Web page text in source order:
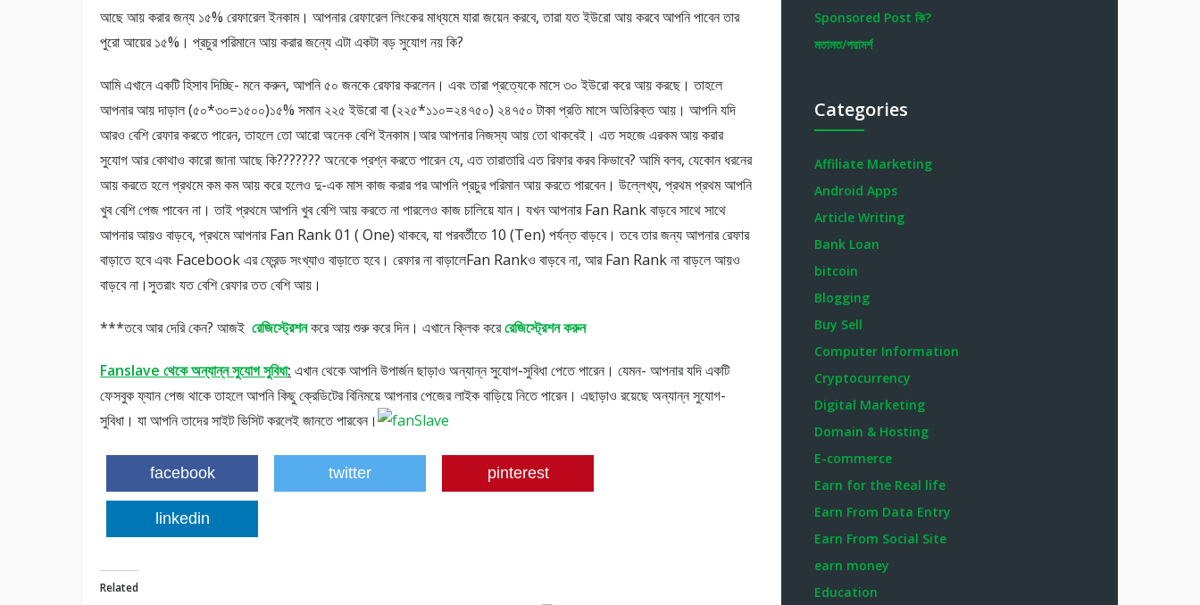
আছে আয় করার জন্য ১৫% রেফারেল ইনকাম। আপনার রেফারেল লিংকের মাধ্যমে যারা জয়েন করবে, তারা যত ইউরো আয় করবে আপনি পাবেন তার
পুরো আয়ের ১৫%। প্রচুর পরিমানে আয় করার জন্যে এটা একটা বড় সুযোগ নয় কি?
আমি এখানে একটি হিসাব দিচ্ছি- মনে করুন, আপনি ৫০ জনকে রেফার করলেন। এবং তারা প্রত্যেকে মাসে ৩০ ইউরো করে আয় করছে। তাহলে
আপনার আয় দাড়াল (৫০*৩০=১৫০০)১৫% সমান ২২৫ ইউরো বা (২২৫*১১০=২৪৭৫০) ২৪৭৫০ টাকা প্রতি মাসে অতিরিক্ত আয়। আপনি যদি
আরও বেশি রেফার করতে পারেন, তাহলে তো আরো অনেক বেশি ইনকাম।আর আপনার নিজস্য আয় তো থাকবেই। এত সহজে এরকম আয় করার
সুযোগ আর কোথাও কারো জানা আছে কি??????? অনেকে প্রশ্ন করতে পারেন যে, এত তারাতারি এত রিফার করব কিভাবে? আমি বলব, যেকোন ধরনের
আয় করতে হলে প্রথমে কম কম আয় করে হলেও দু-এক মাস কাজ করার পর আপনি প্রচুর পরিমান আয় করতে পারবেন। উল্লেখ্য, প্রথম প্রথম আপনি
খুব বেশি পেজ পাবেন না। তাই প্রথমে আপনি খুব বেশি আয় করতে না পারলেও কাজ চালিয়ে যান। যখন আপনার Fan Rank বাড়বে সাথে সাথে
আপনার আয়ও বাড়বে, প্রথমে আপনার Fan Rank 01 ( One) থাকবে, যা পরবর্তীতে 10 (Ten) পর্যন্ত বাড়বে। তবে তার জন্য আপনার রেফার
বাড়াতে হবে এবং Facebook এর ফ্রেন্ড সংখ্যাও বাড়াতে হবে। রেফার না বাড়ালেFan Rankও বাড়বে না, আর Fan Rank না বাড়লে আয়ও
বাড়বে না।সুতরাং যত বেশি রেফার তত বেশি আয়।
***তবে আর দেরি কেন? আজই রেজিস্ট্রেশনকরে আয় শুরু করে দিন। এখানে ক্লিক করেরেজিস্ট্রেশন করুন
Fanslave থেকে অন্যান্ন সুযোগ সুবিধা: এখান থেকে আপনি উপার্জন ছাড়াও অন্যান্ন সুযোগ-সুবিধা পেতে পারেন। যেমন- আপনার যদি একটি
ফেসবুক ফ্যান পেজ থাকে তাহলে আপনি কিছু ক্রেডিটের বিনিময়ে আপনার পেজের লাইক বাড়িয়ে নিতে পারেন। এছাড়াও রয়েছে অন্যান্ন সুযোগ-
সুবিধা। যা আপনি তাদের সাইট ভিসিট করলেই জানতে পারবেন।
facebook twitter pinterest
linkedin
Related
Sponsored Post কি?
মতামত/পরামর্শ
Categories
Affiliate Marketing
Android Apps
Article Writing
Bank Loan
bitcoin
Blogging
Buy Sell
Computer Information
Cryptocurrency
Digital Marketing
Domain & Hosting
E-commerce
Earn for the Real life
Earn From Data Entry
Earn From Social Site
earn money
Education